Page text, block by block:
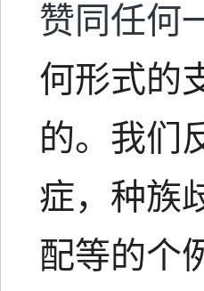
赞同任何
何形式的
的。我们
症，种族
配等的个